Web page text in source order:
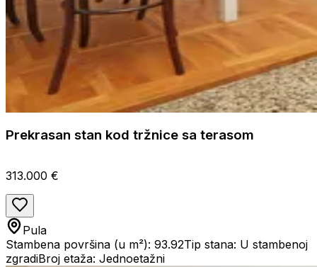
Prekrasan stan kod tržnice sa terasom
313.000 €
Pula
Stambena površina (u m²): 93.92Tip stana: U stambenoj
zgradiBroj etaža: Jednoetažni